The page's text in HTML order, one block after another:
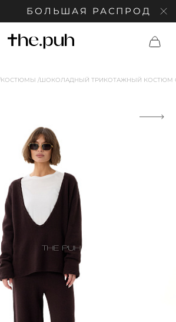
БОЛЬШАЯ РАСПРОДАЖА:
КОСТЮМЫ ШОКОЛАДНЫЙ ТРИКОТАЖНЫЙ КОСТЮМ